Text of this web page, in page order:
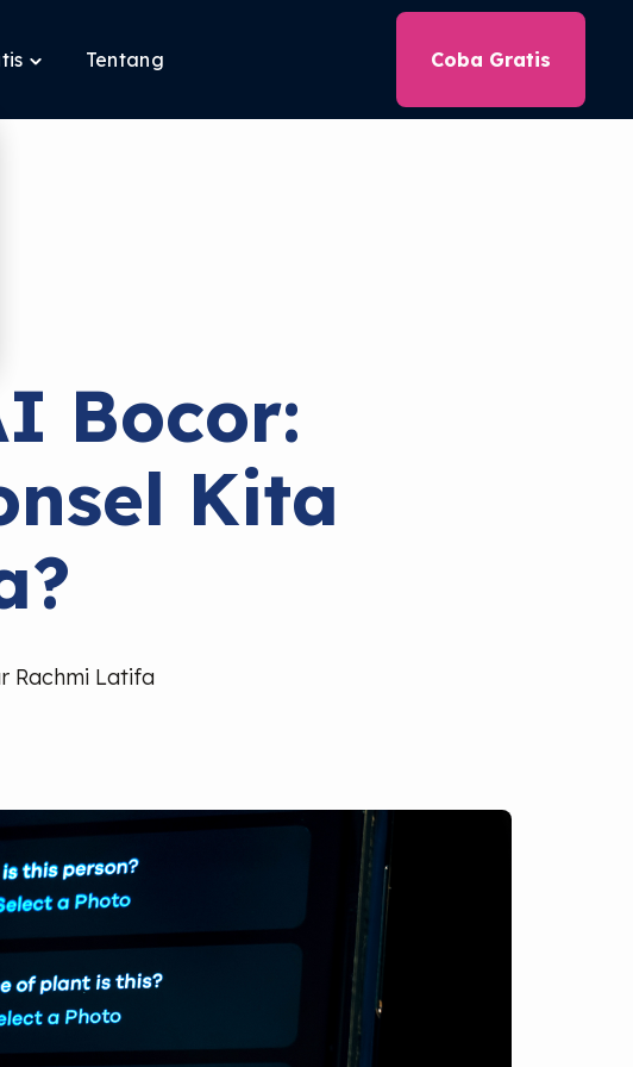
Toggle
Tools
Tentang Coba Gratis
Bocor:
Kita
Rachmi Latifa